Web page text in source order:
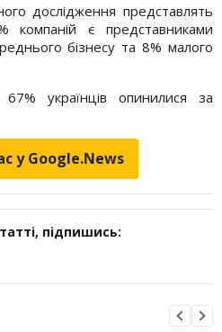
дослідження представлять
компаній є представниками
бізнесу та 8% малого
українців опинилися за
у Google.News
підпишись: